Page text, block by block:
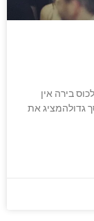
בירה אין
גדולהמציג את